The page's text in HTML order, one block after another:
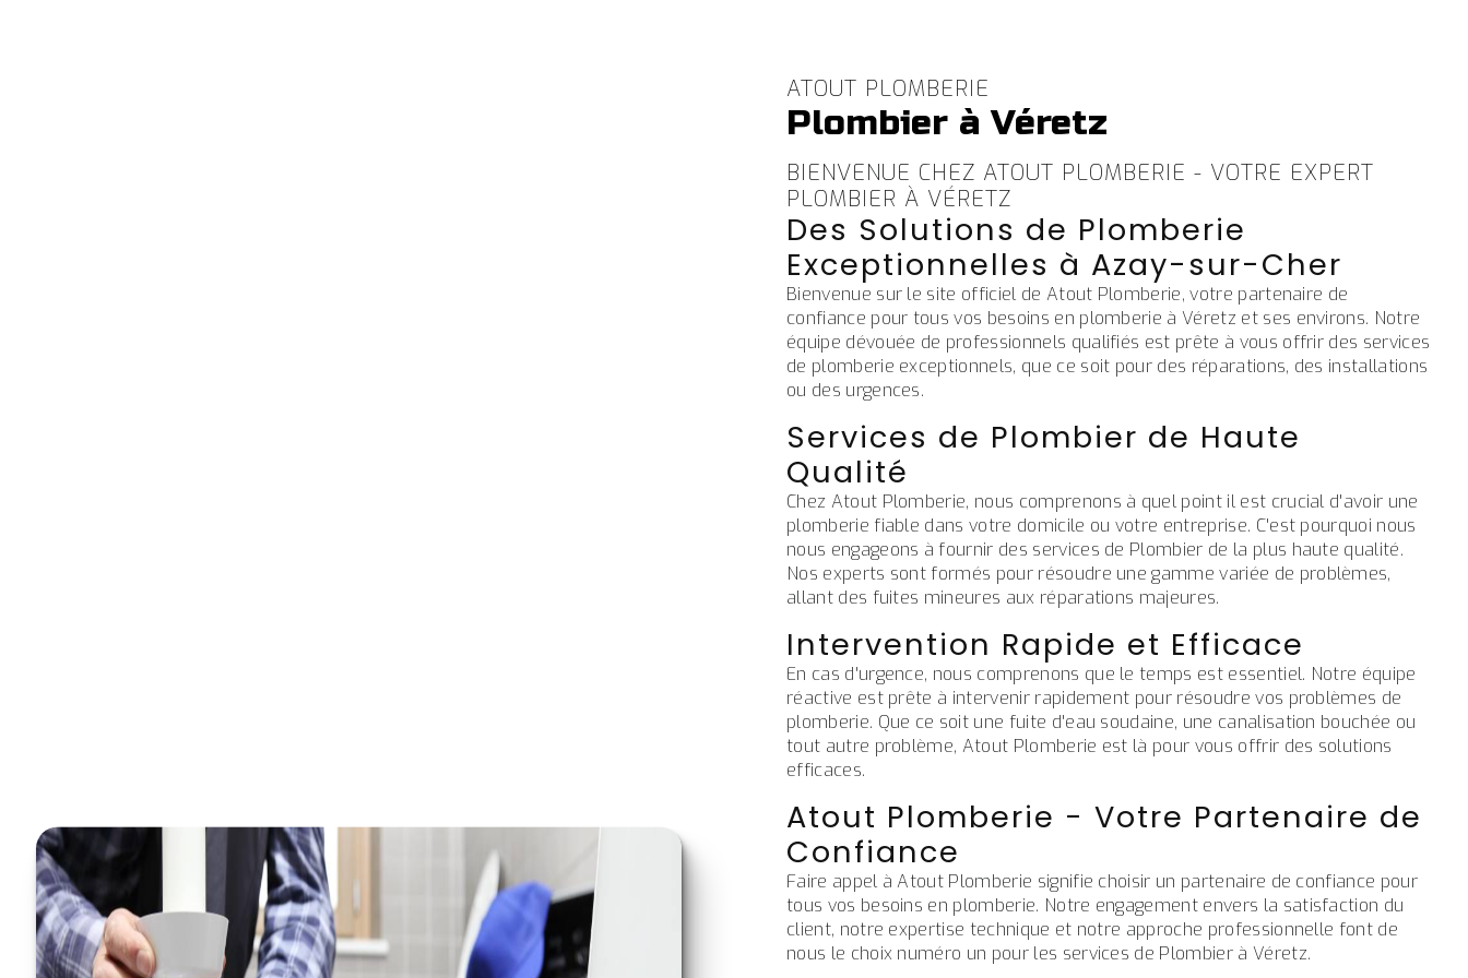
ATOUT PLOMBERIE
Plombier à Véretz
BIENVENUE CHEZ ATOUT PLOMBERIE - VOTRE EXPERT
PLOMBIER À VÉRETZ
Des Solutions de Plomberie
Exceptionnelles à Azay-sur-Cher
Bienvenue sur le site officiel de Atout Plomberie, votre partenaire de
confiance pour tous vos besoins en plomberie à Véretz et ses environs. Notre
équipe dévouée de professionnels qualifiés est prête à vous offrir des services
de plomberie exceptionnels, que ce soit pour des réparations, des installations
ou des urgences.
Services de Plombier de Haute
Qualité
Chez Atout Plomberie, nous comprenons à quel point il est crucial d'avoir une
plomberie fiable dans votre domicile ou votre entreprise. C'est pourquoi nous
nous engageons à fournir des services de Plombier de la plus haute qualité.
Nos experts sont formés pour résoudre une gamme variée de problèmes,
allant des fuites mineures aux réparations majeures.
Intervention Rapide et Efficace
En cas d'urgence, nous comprenons que le temps est essentiel. Notre équipe
réactive est prête à intervenir rapidement pour résoudre vos problèmes de
plomberie. Que ce soit une fuite d'eau soudaine, une canalisation bouchée ou
tout autre problème, Atout Plomberie est là pour vous offrir des solutions
efficaces.
Atout Plomberie - Votre Partenaire de
Confiance
Faire appel à Atout Plomberie signifie choisir un partenaire de confiance pour
tous vos besoins en plomberie. Notre engagement envers la satisfaction du
client, notre expertise technique et notre approche professionnelle font de
nous le choix numéro un pour les services de Plombier à Véretz.